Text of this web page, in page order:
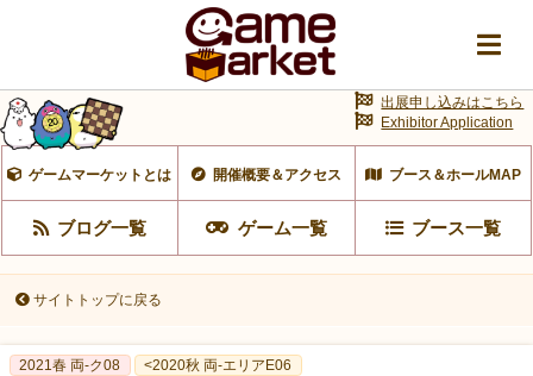
ゲームマーケットとは 開催概要＆アクセス ブース＆ホールMAP
ブログ一覧 ゲーム一覧 ブース一覧
出展申し込みはこちら
Exhibitor Application
サイトトップに戻る
2021春 両-ク08 <2020秋 両-エリアE06